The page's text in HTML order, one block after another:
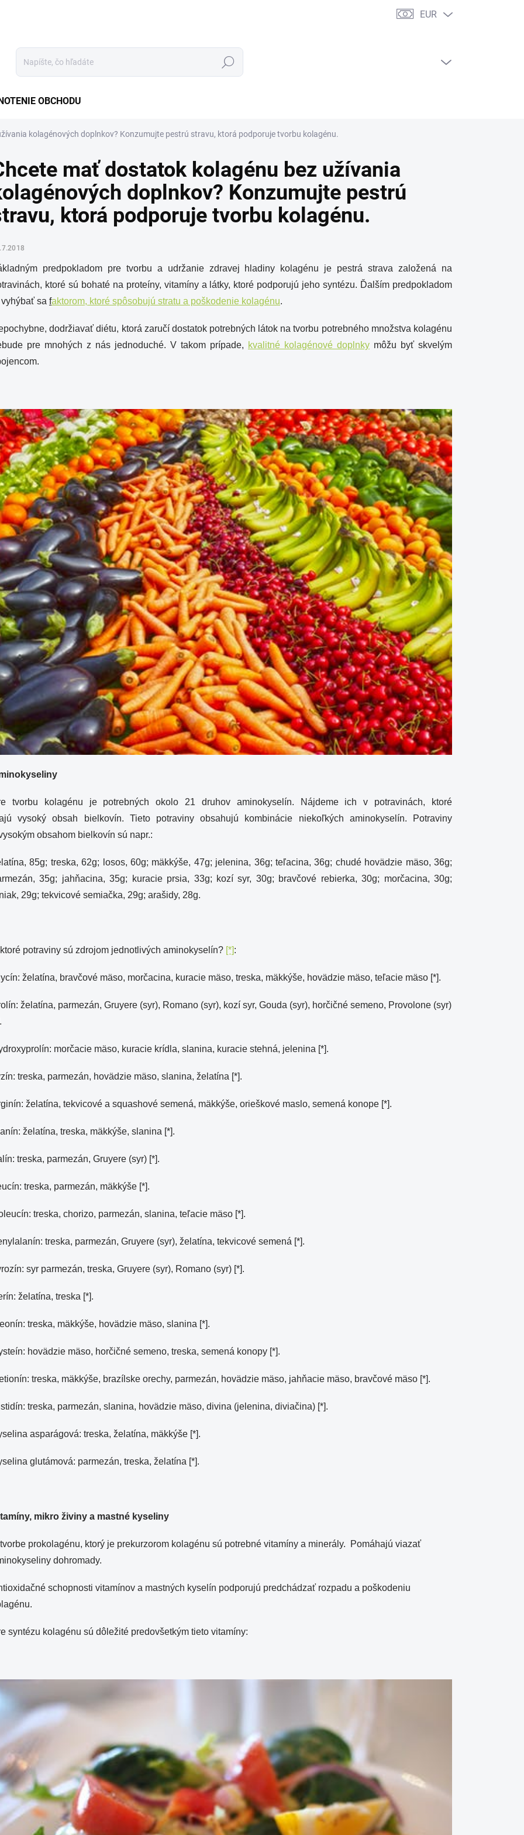
EUR
Hľadať
OBCHODU
kolagénových doplnkov? Konzumujte pestrú stravu, ktorá podporuje tvorbu kolagénu.
mať dostatok kolagénu bez užívania
doplnkov? Konzumujte pestrú
ktorá podporuje tvorbu kolagénu.
predpokladom pre tvorbu a udržanie zdravej hladiny kolagénu je pestrá strava založená na
ktoré sú bohaté na proteíny, vitamíny a látky, ktoré podporujú jeho syntézu. Ďalším predpokladom
vyhýbať sa faktorom, ktoré spôsobujú stratu a poškodenie kolagénu.
dodržiavať diétu, ktorá zaručí dostatok potrebných látok na tvorbu potrebného množstva kolagénu
pre mnohých z nás jednoduché. V takom prípade, kvalitné kolagénové doplnky môžu byť skvelým
tvorbu kolagénu je potrebných okolo 21 druhov aminokyselín. Nájdeme ich v potravinách, ktoré
vysoký obsah bielkovín. Tieto potraviny obsahujú kombinácie niekoľkých aminokyselín. Potraviny
obsahom bielkovín sú napr.:
85g; treska, 62g; losos, 60g; mäkkýše, 47g; jelenina, 36g; teľacina, 36g; chudé hovädzie mäso, 36g;
35g; jahňacina, 35g; kuracie prsia, 33g; kozí syr, 30g; bravčové rebierka, 30g; morčacina, 30g;
29g; tekvicové semiačka, 29g; arašidy, 28g.
potraviny sú zdrojom jednotlivých aminokyselín? [*]:
želatína, bravčové mäso, morčacina, kuracie mäso, treska, mäkkýše, hovädzie mäso, teľacie mäso [*].
želatína, parmezán, Gruyere (syr), Romano (syr), kozí syr, Gouda (syr), horčičné semeno, Provolone (syr)
morčacie mäso, kuracie krídla, slanina, kuracie stehná, jelenina [*].
treska, parmezán, hovädzie mäso, slanina, želatína [*].
želatína, tekvicové a squashové semená, mäkkýše, orieškové maslo, semená konope [*].
želatína, treska, mäkkýše, slanina [*].
treska, parmezán, Gruyere (syr) [*].
treska, parmezán, mäkkýše [*].
treska, chorizo, parmezán, slanina, teľacie mäso [*].
treska, parmezán, Gruyere (syr), želatína, tekvicové semená [*].
syr parmezán, treska, Gruyere (syr), Romano (syr) [*].
želatína, treska [*].
treska, mäkkýše, hovädzie mäso, slanina [*].
hovädzie mäso, horčičné semeno, treska, semená konopy [*].
treska, mäkkýše, brazílske orechy, parmezán, hovädzie mäso, jahňacie mäso, bravčové mäso [*].
treska, parmezán, slanina, hovädzie mäso, divina (jelenina, diviačina) [*].
asparágová: treska, želatína, mäkkýše [*].
glutámová: parmezán, treska, želatína [*].
mikro živiny a mastné kyseliny
prokolagénu, ktorý je prekurzorom kolagénu sú potrebné vitamíny a minerály. Pomáhajú viazať
dohromady.
schopnosti vitamínov a mastných kyselín podporujú predchádzať rozpadu a poškodeniu
syntézu kolagénu sú dôležité predovšetkým tieto vitamíny: